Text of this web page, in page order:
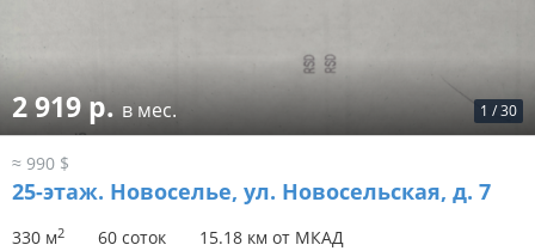
1 /30
2 919 р.в мес.
≈ 990 $
25-этаж. Новоселье, ул. Новосельская, д. 7
330 м2 60 соток 15.18 км от МКАД